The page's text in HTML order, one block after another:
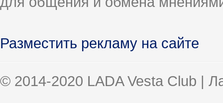
Разместить рекламу на сайте
© 2014-2020 LADA Vesta Club |